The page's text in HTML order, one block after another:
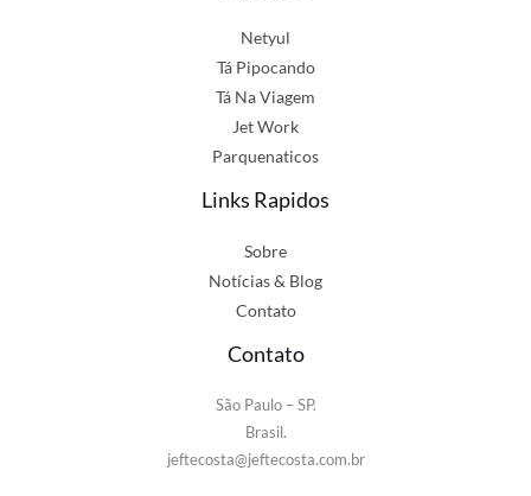
Netyul
Tá Pipocando
Tá Na Viagem
Jet Work
Parquenaticos
Links Rapidos
Sobre
Notícias & Blog
Contato
Contato
São Paulo – SP.
Brasil.
jeftecosta@jeftecosta.com.br